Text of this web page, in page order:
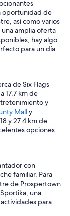
oportunidad de
así como varios
amplia oferta
hay algo
para un día
de Six Flags
17.7 km de
y
Mally
y 27.4 km de
opciones
con
familiar. Para
de Prospertown
una
para